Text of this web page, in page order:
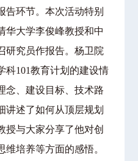
告环节。本次活动特别
华大学李俊峰教授和中
研究员作报告。杨卫院
科101教育计划的建设情
念、建设目标、技术路
讲述了如何从顶层规划
授与大家分享了他对创
培养等方面的感悟。